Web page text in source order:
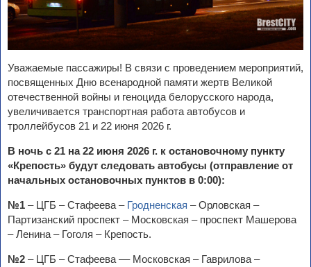
Уважаемые пассажиры! В связи с проведением мероприятий,
посвященных Дню всенародной памяти жертв Великой
отечественной войны и геноцида белорусского народа,
увеличивается транспортная работа автобусов и
троллейбусов 21 и 22 июня 2026 г.
В ночь с 21 на 22 июня 2026 г. к остановочному пункту
«Крепость» будут следовать автобусы (отправление от
начальных остановочных пунктов в 0:00):
№1 – ЦГБ – Стафеева – Гродненская – Орловская –
Партизанский проспект – Московская – проспект Машерова
– Ленина – Гоголя – Крепость.
№2 – ЦГБ – Стафеева –– Московская – Гаврилова –